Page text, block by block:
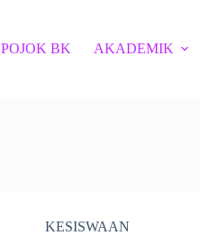
POJOK BK AKADEMIK
KESISWAAN